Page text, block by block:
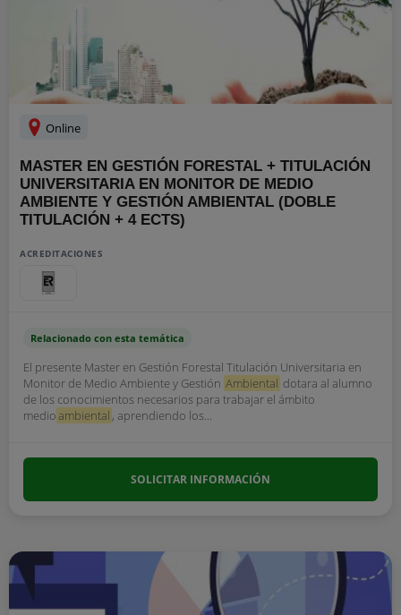
Online
MASTER EN GESTIÓN FORESTAL + TITULACIÓN
UNIVERSITARIA EN MONITOR DE MEDIO
AMBIENTE Y GESTIÓN AMBIENTAL (DOBLE
TITULACIÓN + 4 ECTS)
ACREDITACIONES
Relacionado con esta temática
El presente Master en Gestión Forestal Titulación Universitaria en
Monitor de Medio Ambiente y Gestión Ambiental dotara al alumno
de los conocimientos necesarios para trabajar el ámbito
medioambiental , aprendiendo los...
SOLICITAR INFORMACIÓN